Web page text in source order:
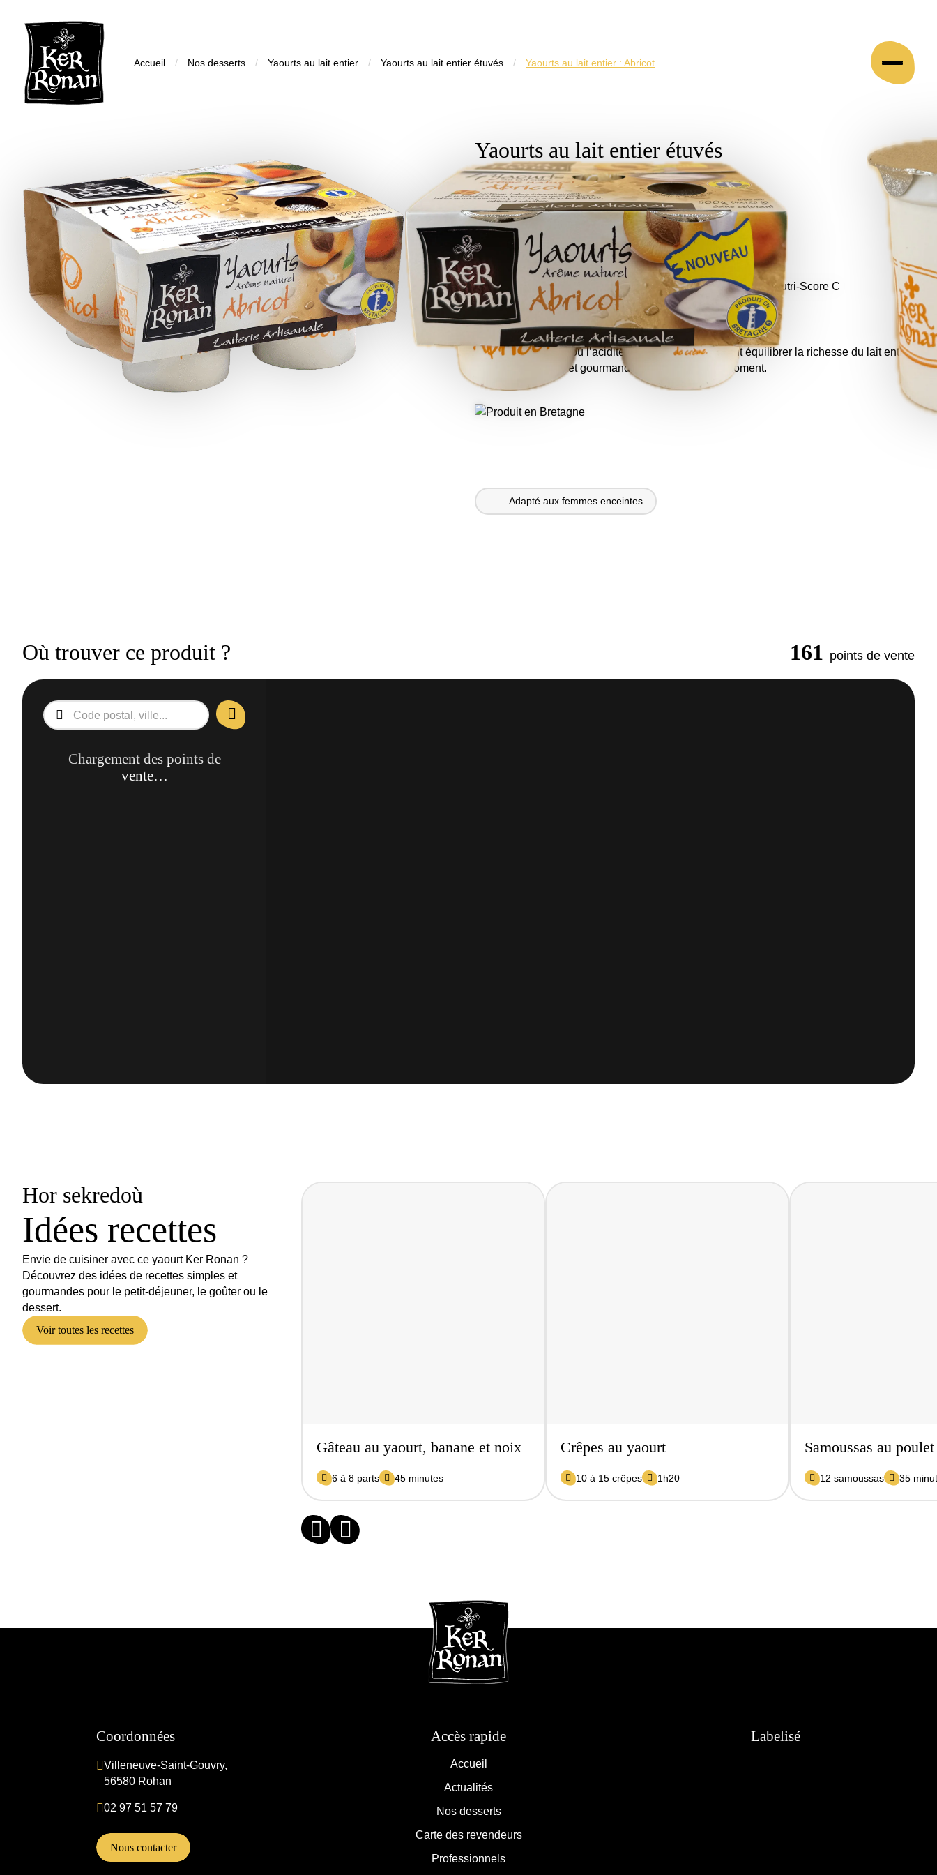
Accueil / Nos desserts / Yaourts au lait entier / Yaourts au lait entier étuvés / Yaourts au lait entier : Abricot
Yaourts au lait entier étuvés
Abricot
4 pots de 105g
Sans conservateur
Sans colorant
Sans arôme artificiel
Un yaourt crémeux où l’acidité légère de l’abricot vient équilibrer la richesse du lait entier.
Une recette fruitée et gourmande à savourer à tout moment.
Adapté aux femmes enceintes
Où trouver ce produit ? 161 points de vente
Chargement des points de
vente…
Hor sekredoù
Idées recettes
Envie de cuisiner avec ce yaourt Ker Ronan ?
Découvrez des idées de recettes simples et
gourmandes pour le petit-déjeuner, le goûter ou le
dessert.
Voir toutes les recettes
Gâteau au yaourt, banane et noix
6 à 8 parts 45 minutes
Crêpes au yaourt
10 à 15 crêpes 1h20
Samoussas au
12 samoussas 35
Coordonnées
Villeneuve-Saint-Gouvry,
56580 Rohan
02 97 51 57 79
Nous contacter
Accès rapide
Accueil
Actualités
Nos desserts
Carte des revendeurs
Professionnels
Labelisé